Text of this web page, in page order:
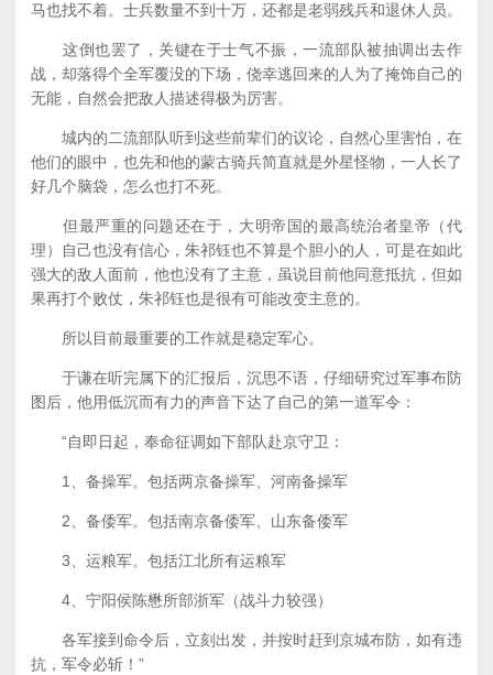
马也找不着。士兵数量不到十万，还都是老弱残兵和退休人员。
这倒也罢了，关键在于士气不振，一流部队被抽调出去作
战，却落得个全军覆没的下场，侥幸逃回来的人为了掩饰自己的
无能，自然会把敌人描述得极为厉害。
城内的二流部队听到这些前辈们的议论，自然心里害怕，在
他们的眼中，也先和他的蒙古骑兵简直就是外星怪物，一人长了
好几个脑袋，怎么也打不死。
但最严重的问题还在于，大明帝国的最高统治者皇帝（代
理）自己也没有信心，朱祁钰也不算是个胆小的人，可是在如此
强大的敌人面前，他也没有了主意，虽说目前他同意抵抗，但如
果再打个败仗，朱祁钰也是很有可能改变主意的。
所以目前最重要的工作就是稳定军心。
于谦在听完属下的汇报后，沉思不语，仔细研究过军事布防
图后，他用低沉而有力的声音下达了自己的第一道军令：
“自即日起，奉命征调如下部队赴京守卫：
1、备操军。包括两京备操军、河南备操军
2、备倭军。包括南京备倭军、山东备倭军
3、运粮军。包括江北所有运粮军
4、宁阳侯陈懋所部浙军（战斗力较强）
各军接到命令后，立刻出发，并按时赶到京城布防，如有违
抗，军令必斩！”